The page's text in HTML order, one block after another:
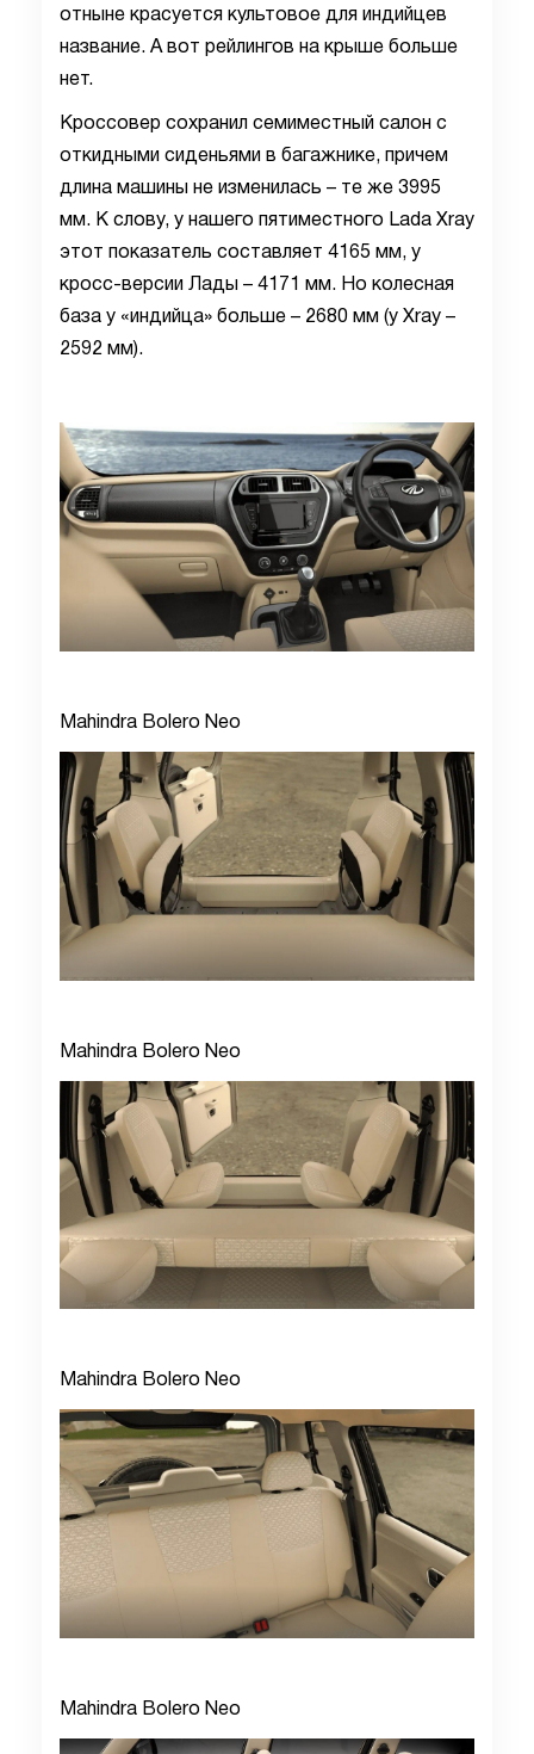
отныне красуется культовое для индийцев
название. А вот рейлингов на крыше больше
нет.
Кроссовер сохранил семиместный салон с
откидными сиденьями в багажнике, причем
длина машины не изменилась – те же 3995
мм. К слову, у нашего пятиместного Lada Xray
этот показатель составляет 4165 мм, у
кросс-версии Лады – 4171 мм. Но колесная
база у «индийца» больше – 2680 мм (у Xray –
2592 мм).
Mahindra Bolero Neo
Mahindra Bolero Neo
Mahindra Bolero Neo
Mahindra Bolero Neo